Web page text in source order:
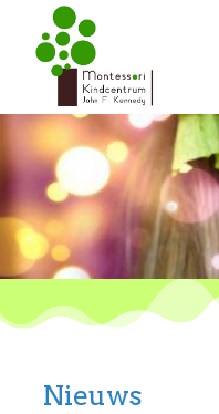
Nieuws